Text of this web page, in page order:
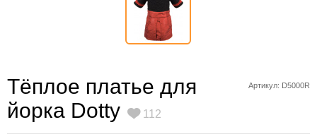
Артикул: D5000R
Тёплое платье для
йорка Dotty
112